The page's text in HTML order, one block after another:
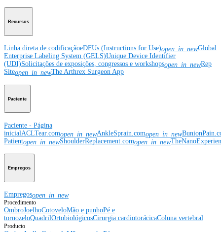
Recursos
Linha direta de codificaçãoeDFUs (Instructions for Use)open_in_newGlobal
Enterprise Labeling System (GELS)Unique Device Identifier
(UDI)Solicitações de exposições, congressos e workshopsopen_in_newRep
Siteopen_in_newThe Arthrex Surgeon App
Paciente
Paciente - Página
inicial ACLTear.comopen_in_newAnkleSprain.comopen_in_new
Patientopen_in_newShoulderReplacement.comopen_in_new
Empregos
Empregosopen_in_new
Procedimento
OmbroJoelhoCotoveloMão e punhoPé e
tornozeloQuadrilOrtobiológicosCirurgia cardiotorácicaColuna vertebral
Producto